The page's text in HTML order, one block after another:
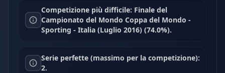
Competizione più difficile: Finale del
Campionato del Mondo Coppa del Mondo -
Sporting - Italia (Luglio 2016) (74.0%).
Serie perfette (massimo per la competizione):
2.